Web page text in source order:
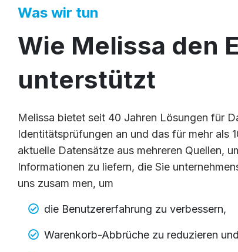
Was wir tun
Wie Melissa den
unterstützt
Melissa bietet seit 40 Jahren Lösungen für
Identitätsprüfungen an und das für mehr als
aktuelle Datensätze aus mehreren Quellen,
Informationen zu liefern, die Sie
uns zusam men, um
die Benutzererfahrung zu verbessern,
Warenkorb-Abbrüche zu reduzieren